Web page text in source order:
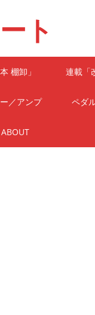
ト
棚卸」 連載「
／アンプ ペダ
ABOUT